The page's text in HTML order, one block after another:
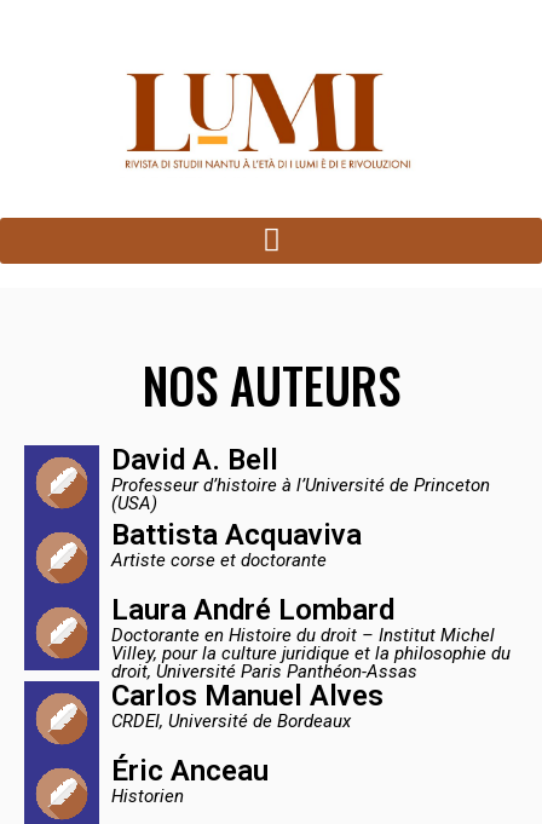
NOS AUTEURS
David A. Bell
Professeur d’histoire à l’Université de Princeton
(USA)
Battista Acquaviva
Artiste corse et doctorante
Laura André Lombard
Doctorante en Histoire du droit – Institut Michel
Villey, pour la culture juridique et la philosophie du
droit, Université Paris Panthéon-Assas
Carlos Manuel Alves
CRDEI, Université de Bordeaux
Éric Anceau
Historien